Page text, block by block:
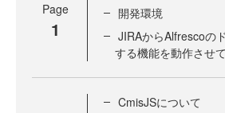
Page
1
開発環境
JIRAからAlfrescoの
する機能を動作させ
CmisJSについて